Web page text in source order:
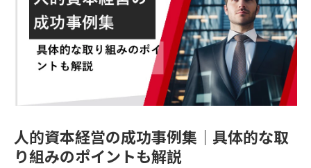
人的資本経営の成功事例集｜具体的な取
り組みのポイントも解説